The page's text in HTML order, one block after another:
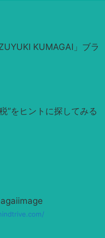
KUMAGAI」ブラ
”をヒントに探してみる